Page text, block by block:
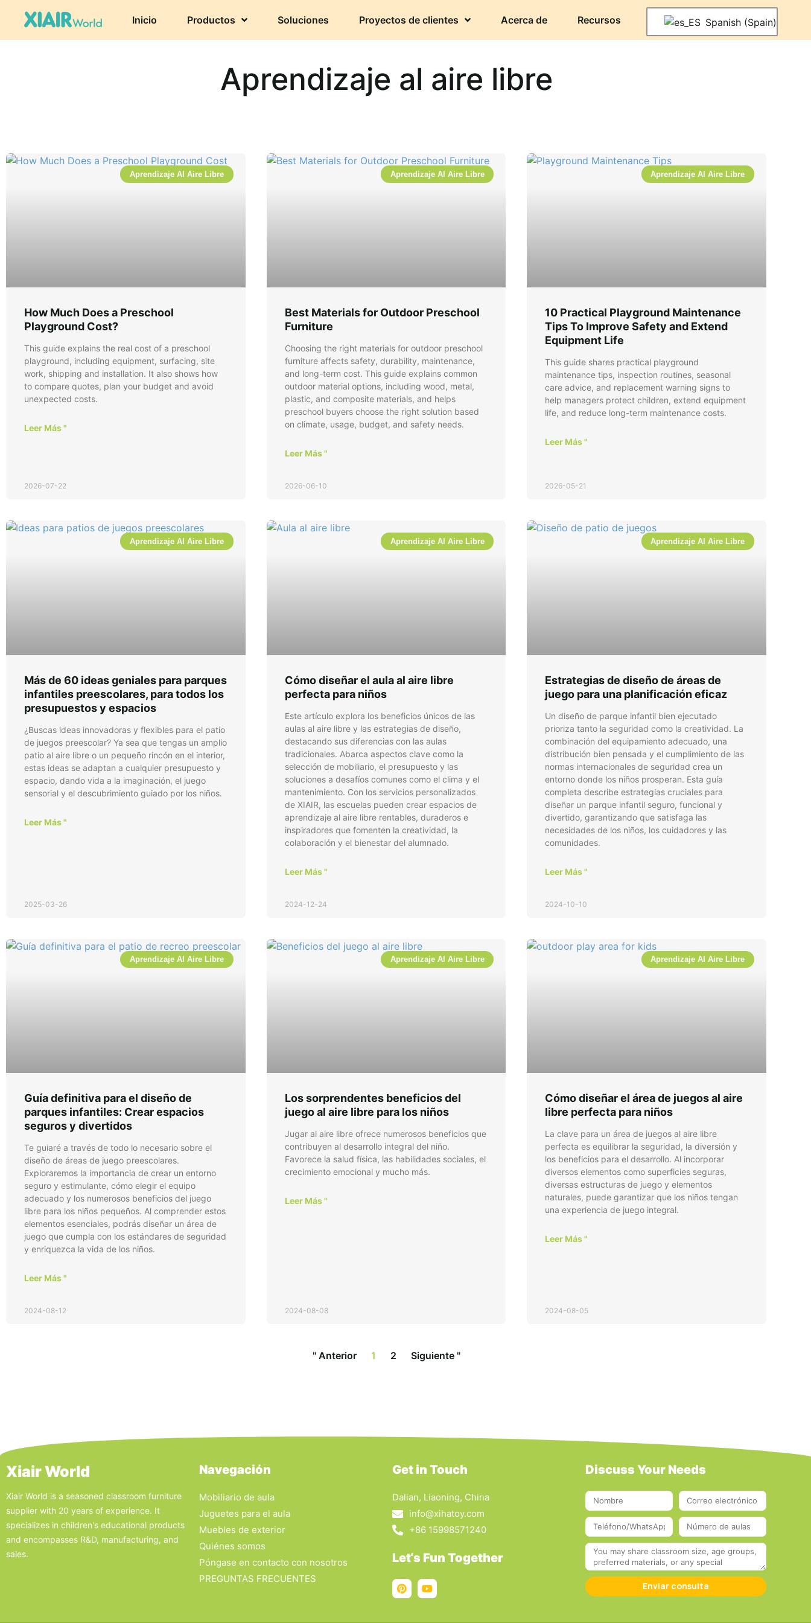
Inicio Productos Soluciones Proyectos de clientes Acerca de Recursos Spanish (Spain)
Aprendizaje al aire libre
Aprendizaje Al Aire Libre
How Much Does a Preschool
Playground Cost?
This guide explains the real cost of a preschool
playground, including equipment, surfacing, site
work, shipping and installation. It also shows how
to compare quotes, plan your budget and avoid
unexpected costs.
Leer Más "
2026-07-22
Aprendizaje Al Aire Libre
Best Materials for Outdoor Preschool
Furniture
Choosing the right materials for outdoor preschool
furniture affects safety, durability, maintenance,
and long-term cost. This guide explains common
outdoor material options, including wood, metal,
plastic, and composite materials, and helps
preschool buyers choose the right solution based
on climate, usage, budget, and safety needs.
Leer Más "
2026-06-10
Aprendizaje Al Aire Libre
10 Practical Playground Maintenance
Tips To Improve Safety and Extend
Equipment Life
This guide shares practical playground
maintenance tips, inspection routines, seasonal
care advice, and replacement warning signs to
help managers protect children, extend equipment
life, and reduce long-term maintenance costs.
Leer Más "
2026-05-21
Aprendizaje Al Aire Libre
Más de 60 ideas geniales para parques
infantiles preescolares, para todos los
presupuestos y espacios
¿Buscas ideas innovadoras y flexibles para el patio
de juegos preescolar? Ya sea que tengas un amplio
patio al aire libre o un pequeño rincón en el interior,
estas ideas se adaptan a cualquier presupuesto y
espacio, dando vida a la imaginación, el juego
sensorial y el descubrimiento guiado por los niños.
Leer Más "
2025-03-26
Aprendizaje Al Aire Libre
Cómo diseñar el aula al aire libre
perfecta para niños
Este artículo explora los beneficios únicos de las
aulas al aire libre y las estrategias de diseño,
destacando sus diferencias con las aulas
tradicionales. Abarca aspectos clave como la
selección de mobiliario, el presupuesto y las
soluciones a desafíos comunes como el clima y el
mantenimiento. Con los servicios personalizados
de XIAIR, las escuelas pueden crear espacios de
aprendizaje al aire libre rentables, duraderos e
inspiradores que fomenten la creatividad, la
colaboración y el bienestar del alumnado.
Leer Más "
2024-12-24
Aprendizaje Al Aire Libre
Estrategias de diseño de áreas de
juego para una planificación eficaz
Un diseño de parque infantil bien ejecutado
prioriza tanto la seguridad como la creatividad. La
combinación del equipamiento adecuado, una
distribución bien pensada y el cumplimiento de las
normas internacionales de seguridad crea un
entorno donde los niños prosperan. Esta guía
completa describe estrategias cruciales para
diseñar un parque infantil seguro, funcional y
divertido, garantizando que satisfaga las
necesidades de los niños, los cuidadores y las
comunidades.
Leer Más "
2024-10-10
Aprendizaje Al Aire Libre
Guía definitiva para el diseño de
parques infantiles: Crear espacios
seguros y divertidos
Te guiaré a través de todo lo necesario sobre el
diseño de áreas de juego preescolares.
Exploraremos la importancia de crear un entorno
seguro y estimulante, cómo elegir el equipo
adecuado y los numerosos beneficios del juego
libre para los niños pequeños. Al comprender estos
elementos esenciales, podrás diseñar un área de
juego que cumpla con los estándares de seguridad
y enriquezca la vida de los niños.
Leer Más "
2024-08-12
Aprendizaje Al Aire Libre
Los sorprendentes beneficios del
juego al aire libre para los niños
Jugar al aire libre ofrece numerosos beneficios que
contribuyen al desarrollo integral del niño.
Favorece la salud física, las habilidades sociales, el
crecimiento emocional y mucho más.
Leer Más "
2024-08-08
Aprendizaje Al Aire Libre
Cómo diseñar el área de juegos al aire
libre perfecta para niños
La clave para un área de juegos al aire libre
perfecta es equilibrar la seguridad, la diversión y
los beneficios para el desarrollo. Al incorporar
diversos elementos como superficies seguras,
diversas estructuras de juego y elementos
naturales, puede garantizar que los niños tengan
una experiencia de juego integral.
Leer Más "
2024-08-05
" Anterior 1 2 Siguiente "
Xiair World
Xiair World is a seasoned classroom furniture
supplier with 20 years of experience. It
specializes in children's educational products
and encompasses R&D, manufacturing, and
sales.
Navegación
Mobiliario de aula
Juguetes para el aula
Muebles de exterior
Quiénes somos
Póngase en contacto con nosotros
PREGUNTAS FRECUENTES
Get in Touch
Dalian, Liaoning, China
info@xihatoy.com
+86 15998571240
Let‘s Fun Together
Discuss Your Needs
Enviar consulta